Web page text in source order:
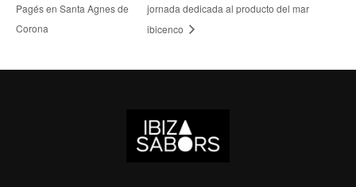
Pagés en Santa Agnes de
Corona
jornada dedicada al producto del mar
ibicenco